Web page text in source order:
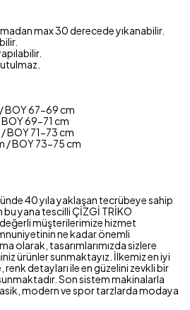
max 30 derecede yıkanabilir.
/ BOY 67-69 cm
BOY 69-71 cm
/ BOY 71-73 cm
/ BOY 73-75 cm
40 yıla yaklaşan tecrübeye sahip
bu yana tescilli ÇİZGİ TRİKO
müşterilerimize hizmet
ne kadar önemli
olarak, tasarımlarımızda sizlere
ürünler sunmaktayız. İlkemiz en iyi
detayları ile en güzelini zevkli bir
Son sistem makinalarla
modern ve spor tarzlarda modaya